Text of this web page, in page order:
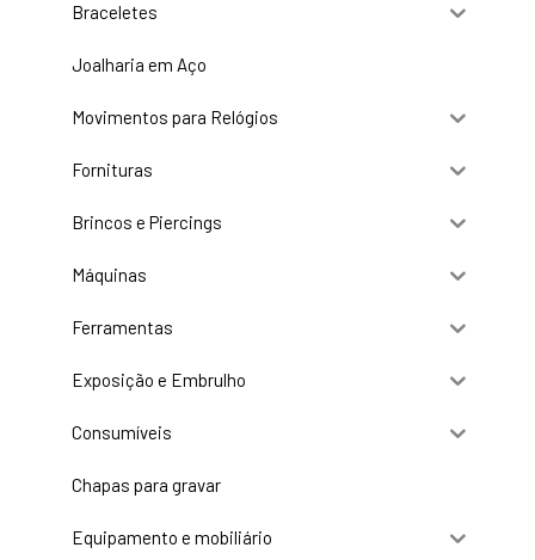
Braceletes
Joalharia em Aço
Movimentos para Relógios
Fornituras
Brincos e Piercings
Máquinas
Ferramentas
Exposição e Embrulho
Consumíveis
Chapas para gravar
Equipamento e mobiliário